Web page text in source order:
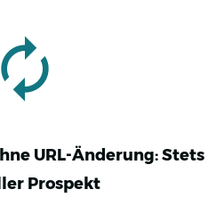
URL-Änderung: Stets
Prospekt